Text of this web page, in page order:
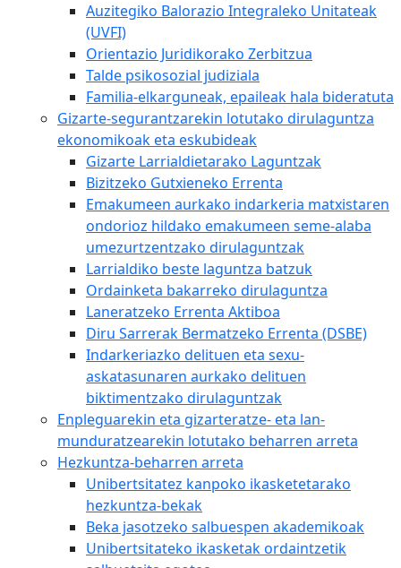
Auzitegiko Balorazio Integraleko Unitateak
(UVFI)
Orientazio Juridikorako Zerbitzua
Talde psikosozial judiziala
Familia-elkarguneak, epaileak hala bideratuta
Gizarte-segurantzarekin lotutako dirulaguntza
ekonomikoak eta eskubideak
Gizarte Larrialdietarako Laguntzak
Bizitzeko Gutxieneko Errenta
Emakumeen aurkako indarkeria matxistaren
ondorioz hildako emakumeen seme-alaba
umezurtzentzako dirulaguntzak
Larrialdiko beste laguntza batzuk
Ordainketa bakarreko dirulaguntza
Laneratzeko Errenta Aktiboa
Diru Sarrerak Bermatzeko Errenta (DSBE)
Indarkeriazko delituen eta sexu-
askatasunaren aurkako delituen
biktimentzako dirulaguntzak
Enpleguarekin eta gizarteratze- eta lan-
munduratzearekin lotutako beharren arreta
Hezkuntza-beharren arreta
Unibertsitatez kanpoko ikasketetarako
hezkuntza-bekak
Beka jasotzeko salbuespen akademikoak
Unibertsitateko ikasketak ordaintzetik